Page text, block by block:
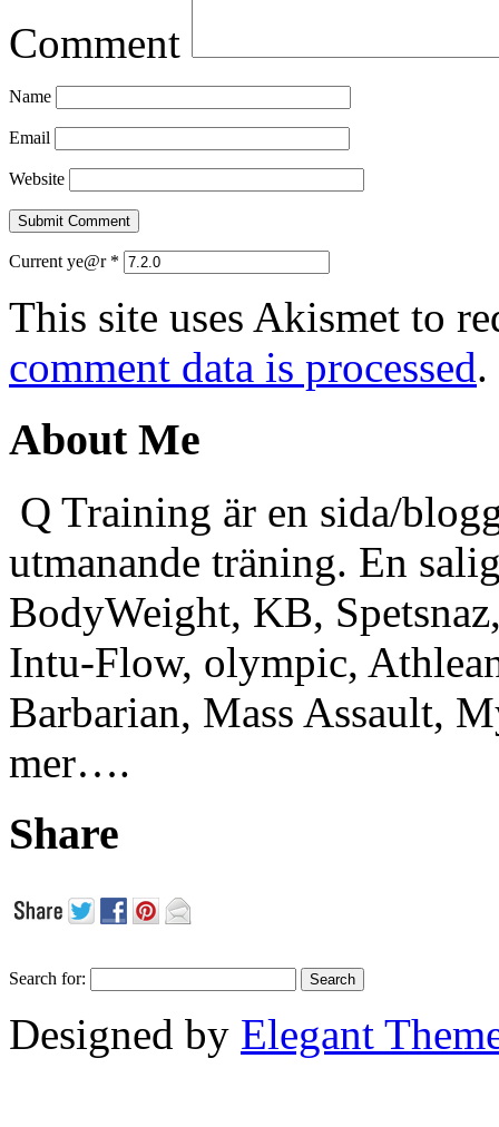
Comment
Name
Email
Website
Current ye@r *
This site uses Akismet to
comment data is processed.
About Me
Q Training är en sida/
utmanande träning. En
BodyWeight, KB,
Intu-Flow, olympic,
Barbarian, Mass Assault,
mer….
Share
Search for:
Designed by Elegant